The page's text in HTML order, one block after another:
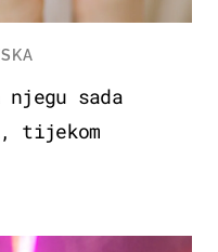
sada
tijekom